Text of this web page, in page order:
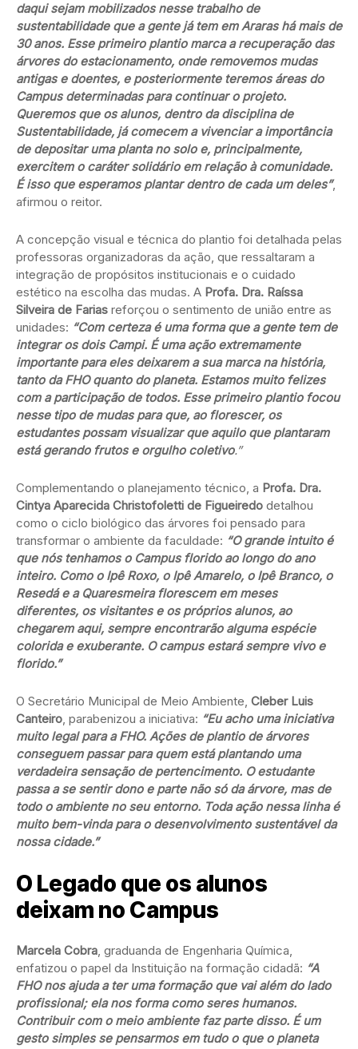
daqui sejam mobilizados nesse trabalho de
sustentabilidade que a gente já tem em Araras há mais de
30 anos. Esse primeiro plantio marca a recuperação das
árvores do estacionamento, onde removemos mudas
antigas e doentes, e posteriormente teremos áreas do
Campus determinadas para continuar o projeto.
Queremos que os alunos, dentro da disciplina de
Sustentabilidade, já comecem a vivenciar a importância
de depositar uma planta no solo e, principalmente,
exercitem o caráter solidário em relação à comunidade.
É isso que esperamos plantar dentro de cada um deles”,
afirmou o reitor.
A concepção visual e técnica do plantio foi detalhada pelas
professoras organizadoras da ação, que ressaltaram a
integração de propósitos institucionais e o cuidado
estético na escolha das mudas. A Profa. Dra. Raíssa
Silveira de Farias reforçou o sentimento de união entre as
unidades: “Com certeza é uma forma que a gente tem de
integrar os dois Campi. É uma ação extremamente
importante para eles deixarem a sua marca na história,
tanto da FHO quanto do planeta. Estamos muito felizes
com a participação de todos. Esse primeiro plantio focou
nesse tipo de mudas para que, ao florescer, os
estudantes possam visualizar que aquilo que plantaram
está gerando frutos e orgulho coletivo.”
Complementando o planejamento técnico, a Profa. Dra.
Cintya Aparecida Christofoletti de Figueiredo detalhou
como o ciclo biológico das árvores foi pensado para
transformar o ambiente da faculdade: “O grande intuito é
que nós tenhamos o Campus florido ao longo do ano
inteiro. Como o Ipê Roxo, o Ipê Amarelo, o Ipê Branco, o
Resedá e a Quaresmeira florescem em meses
diferentes, os visitantes e os próprios alunos, ao
chegarem aqui, sempre encontrarão alguma espécie
colorida e exuberante. O campus estará sempre vivo e
florido.”
O Secretário Municipal de Meio Ambiente, Cleber Luis
Canteiro, parabenizou a iniciativa: “Eu acho uma iniciativa
muito legal para a FHO. Ações de plantio de árvores
conseguem passar para quem está plantando uma
verdadeira sensação de pertencimento. O estudante
passa a se sentir dono e parte não só da árvore, mas de
todo o ambiente no seu entorno. Toda ação nessa linha é
muito bem-vinda para o desenvolvimento sustentável da
nossa cidade.”
O Legado que os alunos
deixam no Campus
Marcela Cobra, graduanda de Engenharia Química,
enfatizou o papel da Instituição na formação cidadã: “A
FHO nos ajuda a ter uma formação que vai além do lado
profissional; ela nos forma como seres humanos.
Contribuir com o meio ambiente faz parte disso. É um
gesto simples se pensarmos em tudo o que o planeta